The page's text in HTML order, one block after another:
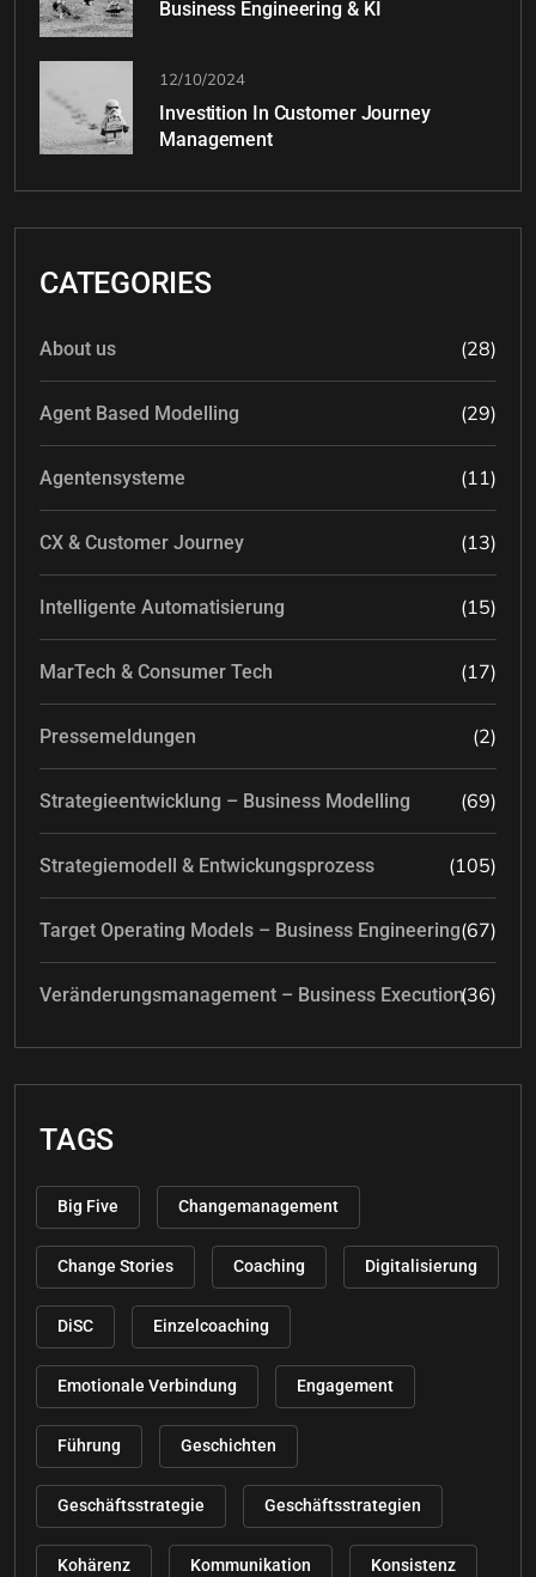
Business Engineering & KI
12/10/2024
Investition In Customer Journey
Management
CATEGORIES
About us (28)
Agent Based Modelling (29)
Agentensysteme (11)
CX & Customer Journey (13)
Intelligente Automatisierung (15)
MarTech & Consumer Tech (17)
Pressemeldungen (2)
Strategieentwicklung – Business Modelling (69)
Strategiemodell & Entwickungsprozess (105)
Target Operating Models – Business Engineering(67)
Veränderungsmanagement – Business Execution(36)
TAGS
Big Five Changemanagement
Change Stories Coaching Digitalisierung
DiSC Einzelcoaching
Emotionale Verbindung Engagement
Führung Geschichten
Geschäftsstrategie Geschäftsstrategien
Kohärenz Kommunikation Konsistenz